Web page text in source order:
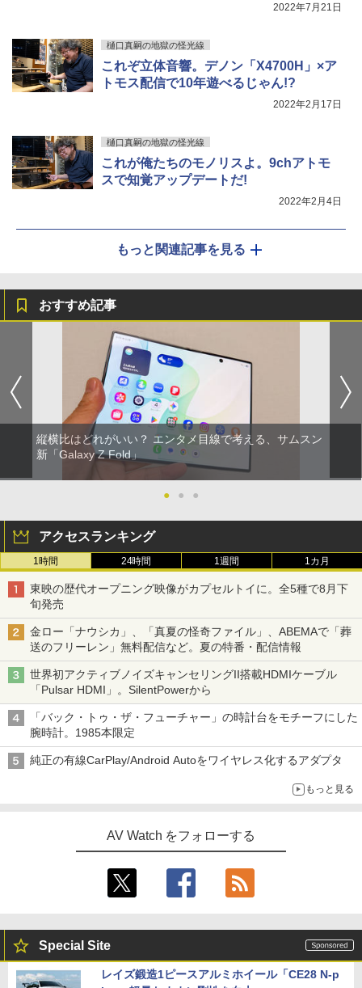
2022年7月21日
樋口真嗣の地獄の怪光線
これぞ立体音響。デノン「X4700H」×ア
トモス配信で10年遊べるじゃん!?
2022年2月17日
樋口真嗣の地獄の怪光線
これが俺たちのモノリスよ。9chアトモ
スで知覚アップデートだ!
2022年2月4日
もっと関連記事を見る
おすすめ記事
縦横比はどれがいい？ エンタメ目線で考える、サムスン
新「Galaxy Z Fold」
● ● ●
アクセスランキング
1時間 24時間 1週間 1カ月
東映の歴代オープニング映像がカプセルトイに。全5種で8月下
旬発売
金ロー「ナウシカ」、「真夏の怪奇ファイル」、ABEMAで「葬
送のフリーレン」無料配信など。夏の特番・配信情報
世界初アクティブノイズキャンセリングII搭載HDMIケーブル
「Pulsar HDMI」。SilentPowerから
「バック・トゥ・ザ・フューチャー」の時計台をモチーフにした
腕時計。1985本限定
純正の有線CarPlay/Android Autoをワイヤレス化するアダプタ
もっと見る
AV Watch をフォローする
Special Site
レイズ鍛造1ピースアルミホイール「CE28 N-p